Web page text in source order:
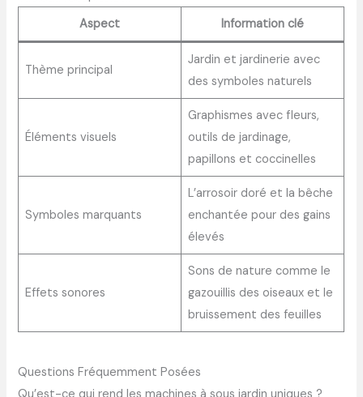
Aspect
Information clé
Thème principal
Jardin et jardinerie avec
des symboles naturels
Éléments visuels
Graphismes avec fleurs,
outils de jardinage,
papillons et coccinelles
Symboles marquants
L’arrosoir doré et la bêche
enchantée pour des gains
élevés
Effets sonores
Sons de nature comme le
gazouillis des oiseaux et le
bruissement des feuilles
Questions Fréquemment Posées